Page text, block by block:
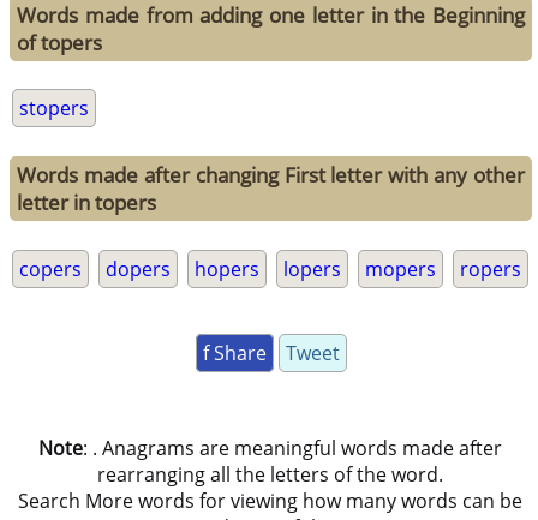
Words made from adding one letter in the Beginning
of topers
stopers
Words made after changing First letter with any other
letter in topers
copers dopers hopers lopers mopers ropers
f Share Tweet
Note: . Anagrams are meaningful words made after
rearranging all the letters of the word.
Search More words for viewing how many words can be